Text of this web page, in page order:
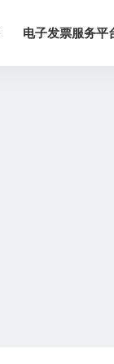
电子发票服务平